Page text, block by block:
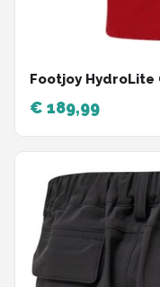
Footjoy HydroLite
€ 189,99